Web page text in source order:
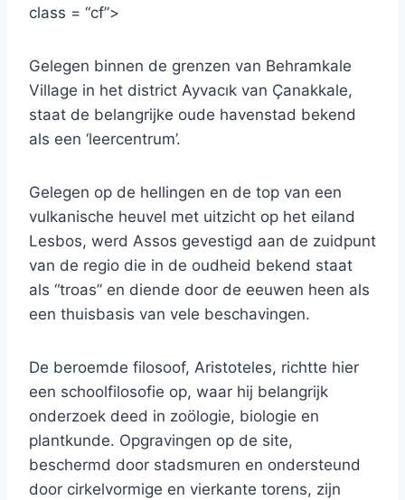
class = “cf”>
Gelegen binnen de grenzen van Behramkale
Village in het district Ayvacık van Çanakkale,
staat de belangrijke oude havenstad bekend
als een ‘leercentrum’.
Gelegen op de hellingen en de top van een
vulkanische heuvel met uitzicht op het eiland
Lesbos, werd Assos gevestigd aan de zuidpunt
van de regio die in de oudheid bekend staat
als “troas” en diende door de eeuwen heen als
een thuisbasis van vele beschavingen.
De beroemde filosoof, Aristoteles, richtte hier
een schoolfilosofie op, waar hij belangrijk
onderzoek deed in zoölogie, biologie en
plantkunde. Opgravingen op de site,
beschermd door stadsmuren en ondersteund
door cirkelvormige en vierkante torens, zijn